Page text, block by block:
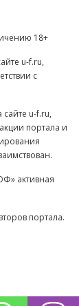
18+
u-f.ru,
с
u-f.ru,
портала и
активная
портала.